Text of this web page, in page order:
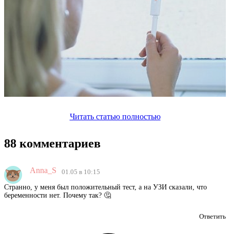
Читать статью полностью
88 комментариев
Anna_S 01.05 в 10:15
Странно, у меня был положительный тест, а на УЗИ сказали, что
беременности нет. Почему так? 🤔
Ответить